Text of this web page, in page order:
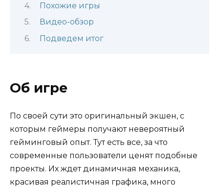
Похожие игры
Видео-обзор
Подведем итог
Об игре
По своей сути это оригинальный экшен, с
которым геймеры получают невероятный
гейминговый опыт. Тут есть все, за что
современные пользователи ценят подобные
проекты. Их ждет динамичная механика,
красивая реалистичная графика, много